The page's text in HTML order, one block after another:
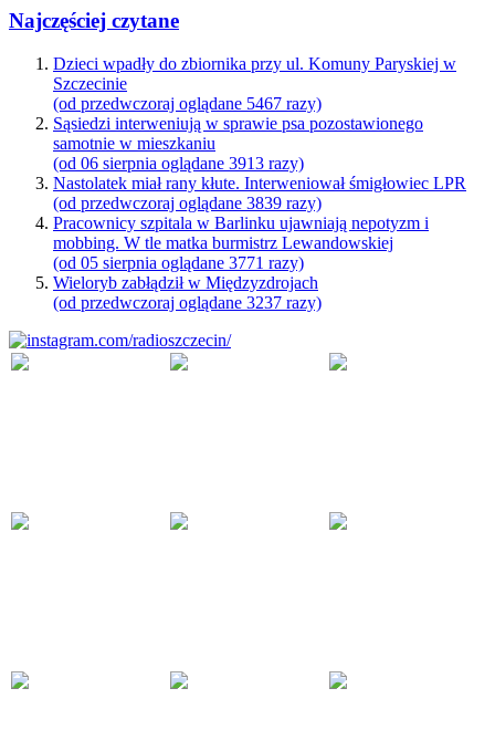
Najczęściej czytane
Dzieci wpadły do zbiornika przy ul. Komuny Paryskiej w
Szczecinie
(od przedwczoraj oglądane 5467 razy)
Sąsiedzi interweniują w sprawie psa pozostawionego
samotnie w mieszkaniu
(od 06 sierpnia oglądane 3913 razy)
Nastolatek miał rany kłute. Interweniował śmigłowiec LPR
(od przedwczoraj oglądane 3839 razy)
Pracownicy szpitala w Barlinku ujawniają nepotyzm i
mobbing. W tle matka burmistrz Lewandowskiej
(od 05 sierpnia oglądane 3771 razy)
Wieloryb zabłądził w Międzyzdrojach
(od przedwczoraj oglądane 3237 razy)